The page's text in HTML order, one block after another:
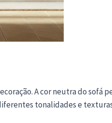
A cor neutra do sofá
tonalidades e